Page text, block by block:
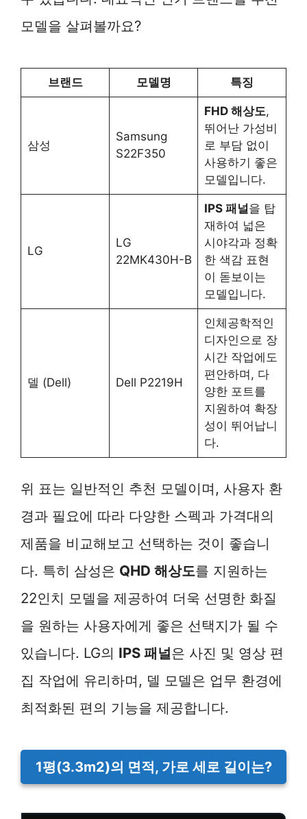
모델을 살펴볼까요?
브랜드 모델명 특징
삼성
Samsung
S22F350
FHD 해상도,
뛰어난 가성비
로 부담 없이
사용하기 좋은
모델입니다.
LG
LG
22MK430H-B
IPS 패널을 탑
재하여 넓은
시야각과 정확
한 색감 표현
이 돋보이는
모델입니다.
델 (Dell) Dell P2219H
인체공학적인
디자인으로 장
시간 작업에도
편안하며, 다
양한 포트를
지원하여 확장
성이 뛰어납니
다.
위 표는 일반적인 추천 모델이며, 사용자 환
경과 필요에 따라 다양한 스펙과 가격대의
제품을 비교해보고 선택하는 것이 좋습니
다. 특히 삼성은 QHD 해상도를 지원하는
22인치 모델을 제공하여 더욱 선명한 화질
을 원하는 사용자에게 좋은 선택지가 될 수
있습니다. LG의 IPS 패널은 사진 및 영상 편
집 작업에 유리하며, 델 모델은 업무 환경에
최적화된 편의 기능을 제공합니다.
1평(3.3m2)의 면적, 가로 세로 길이는?